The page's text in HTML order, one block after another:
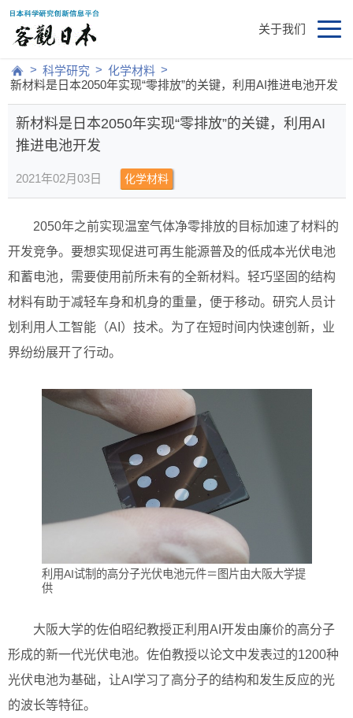
关于我们
> 科学研究 > 化学材料 >
新材料是日本2050年实现“零排放”的关键，利用AI推进电池开发
新材料是日本2050年实现“零排放”的关键，利用AI
推进电池开发
2021年02月03日 化学材料
2050年之前实现温室气体净零排放的目标加速了材料的
开发竞争。要想实现促进可再生能源普及的低成本光伏电池
和蓄电池，需要使用前所未有的全新材料。轻巧坚固的结构
材料有助于减轻车身和机身的重量，便于移动。研究人员计
划利用人工智能（AI）技术。为了在短时间内快速创新，业
界纷纷展开了行动。
利用AI试制的高分子光伏电池元件＝图片由大阪大学提
供
大阪大学的佐伯昭纪教授正利用AI开发由廉价的高分子
形成的新一代光伏电池。佐伯教授以论文中发表过的1200种
光伏电池为基础，让AI学习了高分子的结构和发生反应的光
的波长等特征。